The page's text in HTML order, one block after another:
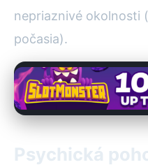
nepriaznivé okolnosti
počasia).
Psychická